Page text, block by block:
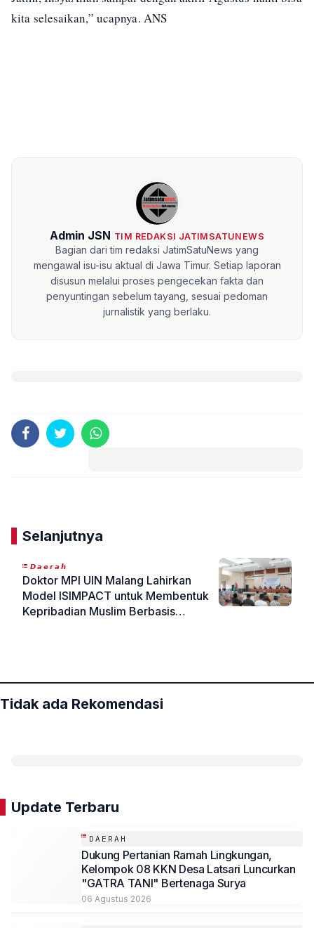
kita selesaikan,” ucapnya. ANS
Admin JSN TIM REDAKSI JATIMSATUNEWS
Bagian dari tim redaksi JatimSatuNews yang
mengawal isu-isu aktual di Jawa Timur. Setiap laporan
disusun melalui proses pengecekan fakta dan
penyuntingan sebelum tayang, sesuai pedoman
jurnalistik yang berlaku.
Selanjutnya
𝘿𝙖𝙚𝙧𝙖𝙝
Doktor MPI UIN Malang Lahirkan
Model ISIMPACT untuk Membentuk
Kepribadian Muslim Berbasis
Tidak ada Rekomendasi
Update Terbaru
DAERAH
Dukung Pertanian Ramah Lingkungan,
Kelompok 08 KKN Desa Latsari Luncurkan
"GATRA TANI" Bertenaga Surya
06 Agustus 2026